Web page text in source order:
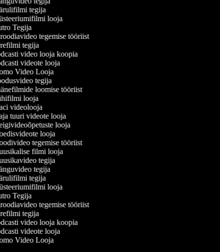
tegija
looja
Tegija
tegemise tööriist
tegija
video looja koopia
videote looja
Video Looja
tegija
loomise tööriist
looja
videolooja
tuuri videote looja
looja
looja
tegemise tööriist
filmi looja
tegija
tegija
tegija
looja
Tegija
tegemise tööriist
tegija
video looja koopia
videote looja
Video Looja